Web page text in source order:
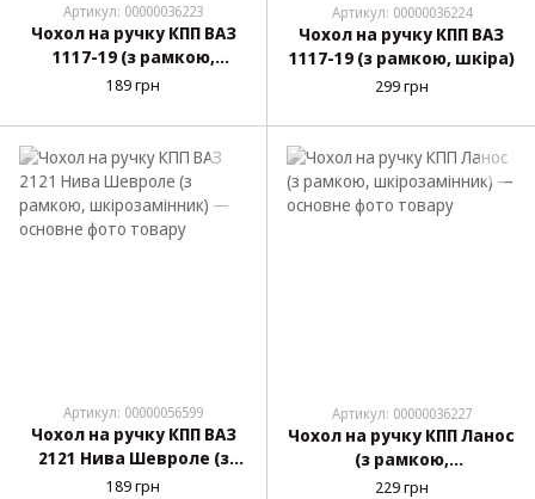
Артикул: 00000036223
Чохол на ручку КПП ВАЗ
1117-19 (з рамкою,
шкірозамінник)
189 грн
Артикул: 00000036224
Чохол на ручку КПП ВАЗ
1117-19 (з рамкою, шкіра)
299 грн
Артикул: 00000056599
Чохол на ручку КПП ВАЗ
2121 Нива Шевроле (з
рамкою, шкірозамінник)
189 грн
Артикул: 00000036227
Чохол на ручку КПП Ланос
(з рамкою,
шкірозамінник)
229 грн